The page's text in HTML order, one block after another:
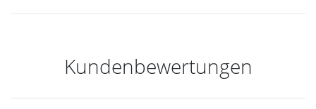
Kundenbewertungen